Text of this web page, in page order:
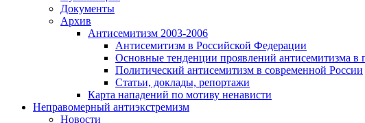
Документы
Архив
Антисемитизм 2003-2006
Антисемитизм в Российской Федерации
Основные тенденции проявлений антисемитизма в
Политический антисемитизм в современной России
Статьи, доклады, репортажи
Карта нападений по мотиву ненависти
Неправомерный антиэкстремизм
Новости